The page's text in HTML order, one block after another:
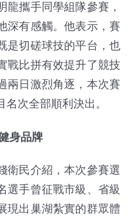
攜手同學組隊參賽，
深有感觸。他表示，賽
是切磋球技的平台，也
戰比拼有效提升了競技
兩日激烈角逐，本次賽
次全部順利決出。
身品牌
民介紹，本次參賽選
選手曾征戰市級、省級
現出巢湖紮實的群眾體